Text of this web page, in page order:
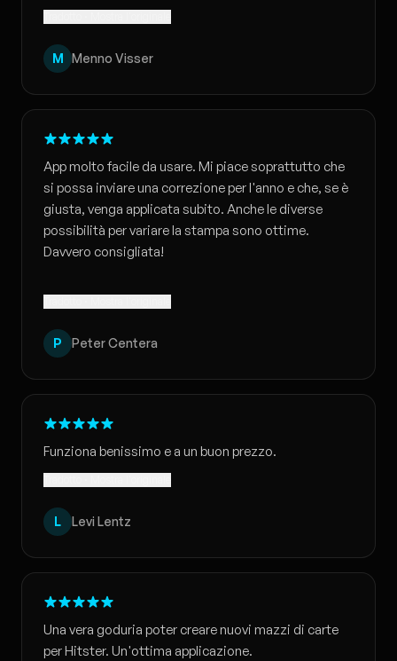
M Menno Visser
App molto facile da usare. Mi piace soprattutto che
si possa inviare una correzione per l'anno e che, se è
giusta, venga applicata subito. Anche le diverse
possibilità per variare la stampa sono ottime.
Davvero consigliata!
P Peter Centera
Funziona benissimo e a un buon prezzo.
L Levi Lentz
Una vera goduria poter creare nuovi mazzi di carte
per Hitster. Un'ottima applicazione.